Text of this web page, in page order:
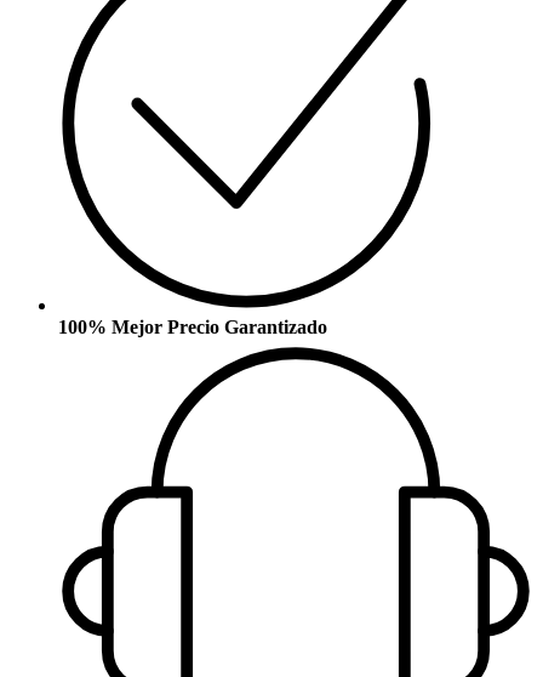
100% Mejor Precio Garantizado